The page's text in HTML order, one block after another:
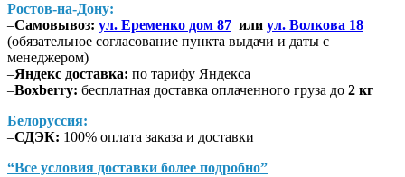
Ростов-на-Дону:
–Самовывоз: ул. Еременко дом 87 или ул. Волкова 18
(обязательное согласование пункта выдачи и даты с
менеджером)
–Яндекс доставка: по тарифу Яндекса
–Boxberry: бесплатная доставка оплаченного груза до 2 кг
Белоруссия:
–СДЭК: 100% оплата заказа и доставки
“Все условия доставки более подробно”